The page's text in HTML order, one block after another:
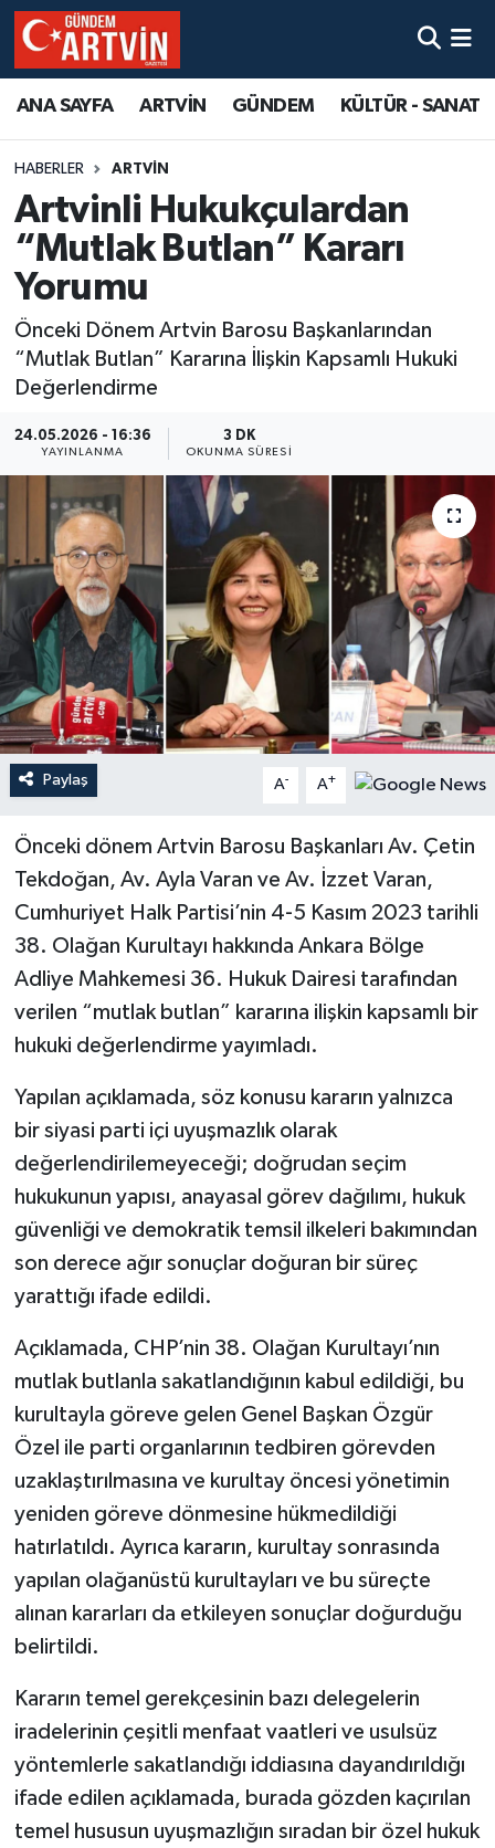
ANA SAYFA ARTVİN GÜNDEM KÜLTÜR - SANAT
HABERLER ARTVİN
Artvinli Hukukçulardan
“Mutlak Butlan” Kararı
Yorumu
Önceki Dönem Artvin Barosu Başkanlarından
“Mutlak Butlan” Kararına İlişkin Kapsamlı Hukuki
Değerlendirme
24.05.2026 - 16:36
YAYINLANMA
3 DK
OKUNMA SÜRESI
Paylaş A- A+
Önceki dönem Artvin Barosu Başkanları Av. Çetin
Tekdoğan, Av. Ayla Varan ve Av. İzzet Varan,
Cumhuriyet Halk Partisi’nin 4-5 Kasım 2023 tarihli
38. Olağan Kurultayı hakkında Ankara Bölge
Adliye Mahkemesi 36. Hukuk Dairesi tarafından
verilen “mutlak butlan” kararına ilişkin kapsamlı bir
hukuki değerlendirme yayımladı.
Yapılan açıklamada, söz konusu kararın yalnızca
bir siyasi parti içi uyuşmazlık olarak
değerlendirilemeyeceği; doğrudan seçim
hukukunun yapısı, anayasal görev dağılımı, hukuk
güvenliği ve demokratik temsil ilkeleri bakımından
son derece ağır sonuçlar doğuran bir süreç
yarattığı ifade edildi.
Açıklamada, CHP’nin 38. Olağan Kurultayı’nın
mutlak butlanla sakatlandığının kabul edildiği, bu
kurultayla göreve gelen Genel Başkan Özgür
Özel ile parti organlarının tedbiren görevden
uzaklaştırılmasına ve kurultay öncesi yönetimin
yeniden göreve dönmesine hükmedildiği
hatırlatıldı. Ayrıca kararın, kurultay sonrasında
yapılan olağanüstü kurultayları ve bu süreçte
alınan kararları da etkileyen sonuçlar doğurduğu
belirtildi.
Kararın temel gerekçesinin bazı delegelerin
iradelerinin çeşitli menfaat vaatleri ve usulsüz
yöntemlerle sakatlandığı iddiasına dayandırıldığı
ifade edilen açıklamada, burada gözden kaçırılan
temel hususun uyuşmazlığın sıradan bir özel hukuk